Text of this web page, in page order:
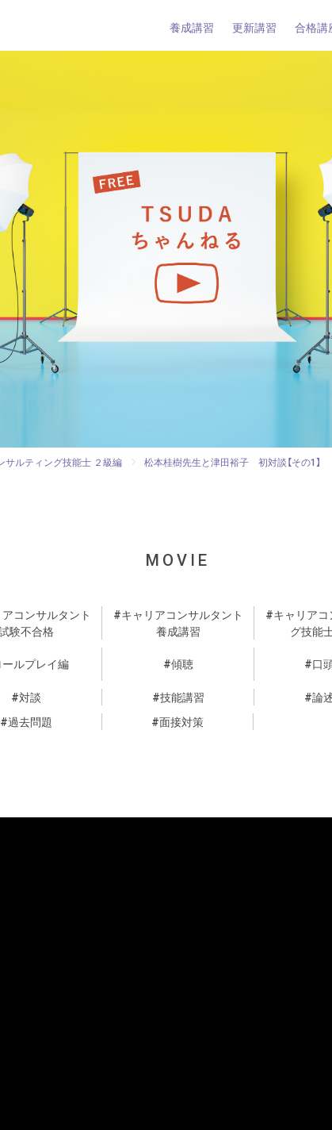
養成講習 更新講習 合格講
トとは
サルティング技能士 ２級編 松本桂樹先生と津田裕子 初対談【その1】
MOVIE
コンサルタント
験不合格
キャリアコンサルタント
養成講習
キャリア
グ技能
ルプレイ編 傾聴 口
対談
技能講習 論
過去問題
面接対策